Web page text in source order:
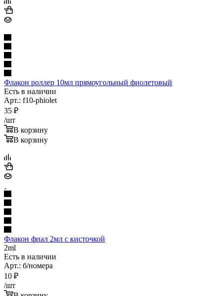
Флакон роллер 10мл прямоугольный фиолетовый
Есть в наличии
Арт.: f10-phiolet
35 ₽
/шт
В корзину
В корзину
Флакон фиал 2мл с кисточкой
2ml
Есть в наличии
Арт.: б/номера
10 ₽
/шт